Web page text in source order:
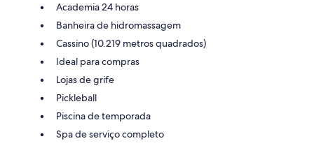
Academia 24 horas
Banheira de hidromassagem
Cassino (10.219 metros quadrados)
Ideal para compras
Lojas de grife
Pickleball
Piscina de temporada
Spa de serviço completo